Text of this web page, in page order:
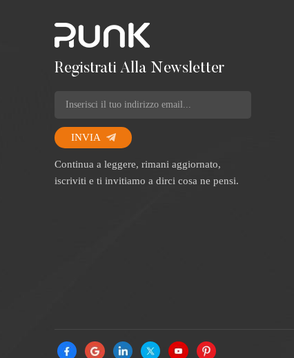
Registrati Alla Newsletter
INVIA
Continua a leggere, rimani aggiornato,
iscriviti e ti invitiamo a dirci cosa ne pensi.